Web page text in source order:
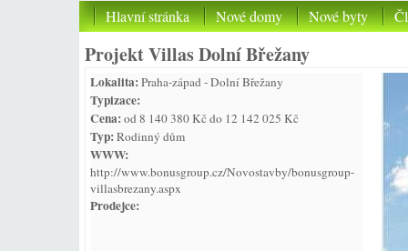
Hlavní stránka Nové domy Nové byty
Projekt Villas Dolní Břežany
Lokalita:Praha-západ - Dolní Břežany
Typizace:
Cena:od 8 140 380 Kč do 12 142 025 Kč
Typ:Rodinný dům
WWW:
http://www.bonusgroup.cz/Novostavby/bonusgroup-
villasbrezany.aspx
Prodejce: